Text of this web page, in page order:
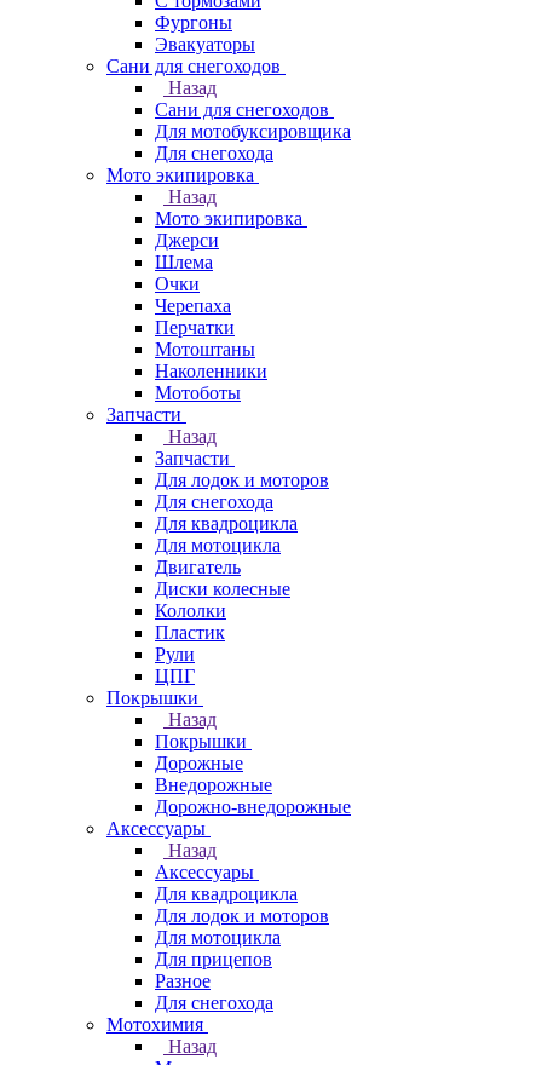
Фургоны
Эвакуаторы
Сани для снегоходов
Назад
Сани для снегоходов
Для мотобуксировщика
Для снегохода
Мото экипировка
Назад
Мото экипировка
Джерси
Шлема
Очки
Черепаха
Перчатки
Мотоштаны
Наколенники
Мотоботы
Запчасти
Назад
Запчасти
Для лодок и моторов
Для снегохода
Для квадроцикла
Для мотоцикла
Двигатель
Диски колесные
Кололки
Пластик
Рули
ЦПГ
Покрышки
Назад
Покрышки
Дорожные
Внедорожные
Дорожно-внедорожные
Аксессуары
Назад
Аксессуары
Для квадроцикла
Для лодок и моторов
Для мотоцикла
Для прицепов
Разное
Для снегохода
Мотохимия
Назад